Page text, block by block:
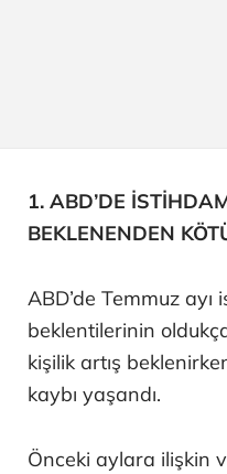
1. ABD’DE
BEKLENENDEN
ABD’de Temmuz
beklentilerinin
kişilik artış
kaybı yaşandı.
Önceki aylara ilişkin